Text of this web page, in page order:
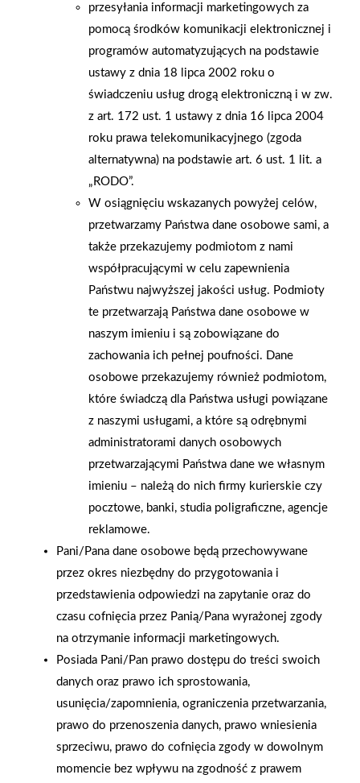
klientów cieszył się również program Buduj z PSB, który
obecnie zmienił się na "Remontuj z PSB", ponieważ klientów
rozpoczynających budowę swojego domu było niestety bardzo
mało, ale firma PT JUNIOR promuje zawsze podczas targów
jesiennych kompleksową obsługę dla swoich klientów,
chcących skorzystać w tym okresie z budowy domu czy
remontu mieszkania.
AKTUALNOŚCI
Grupa PSB Handel S.A.
gra z WOŚP. Powstała
firmowa eSkarbonka na
rzecz gastroenterologii
dziecięcej
Zacisze S.A. dołącza do
rok strategicznym
otwarciem po
rebrandingu
przesyłania informacji marketingowych za
pomocą środków komunikacji elektronicznej i
programów automatyzujących na podstawie
ustawy z dnia 18 lipca 2002 roku o
świadczeniu usług drogą elektroniczną i w zw.
z art. 172 ust. 1 ustawy z dnia 16 lipca 2004
roku prawa telekomunikacyjnego (zgoda
alternatywna) na podstawie art. 6 ust. 1 lit. a
„RODO”.
W osiągnięciu wskazanych powyżej celów,
przetwarzamy Państwa dane osobowe sami, a
także przekazujemy podmiotom z nami
współpracującymi w celu zapewnienia
Państwu najwyższej jakości usług. Podmioty
te przetwarzają Państwa dane osobowe w
naszym imieniu i są zobowiązane do
zachowania ich pełnej poufności. Dane
osobowe przekazujemy również podmiotom,
które świadczą dla Państwa usługi powiązane
z naszymi usługami, a które są odrębnymi
administratorami danych osobowych
przetwarzającymi Państwa dane we własnym
imieniu – należą do nich firmy kurierskie czy
pocztowe, banki, studia poligraficzne, agencje
reklamowe.
Pani/Pana dane osobowe będą przechowywane
przez okres niezbędny do przygotowania i
przedstawienia odpowiedzi na zapytanie oraz do
czasu cofnięcia przez Panią/Pana wyrażonej zgody
na otrzymanie informacji marketingowych.
Posiada Pani/Pan prawo dostępu do treści swoich
danych oraz prawo ich sprostowania,
usunięcia/zapomnienia, ograniczenia przetwarzania,
prawo do przenoszenia danych, prawo wniesienia
sprzeciwu, prawo do cofnięcia zgody w dowolnym
momencie bez wpływu na zgodność z prawem